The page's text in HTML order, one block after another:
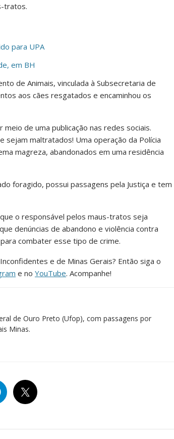
tratos.
para UPA
em BH
de Animais, vinculada à Subsecretaria de
aos cães resgatados e encaminhou os
de uma publicação nas redes sociais.
sejam maltratados! Uma operação da Polícia
magreza, abandonados em uma residência
foragido, possui passagens pela Justiça e tem
o responsável pelos maus-tratos seja
denúncias de abandono e violência contra
combater esse tipo de crime.
e de Minas Gerais? Então siga o
e no YouTube. Acompanhe!
de Ouro Preto (Ufop), com passagens por
Minas.